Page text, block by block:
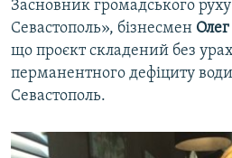
Засновник громадського
Севастополь», бізнесмен
що проєкт складений без
перманентного дефіциту
Севастополь.